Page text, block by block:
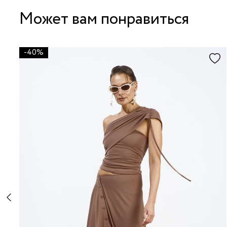
Может вам понравиться
-40%